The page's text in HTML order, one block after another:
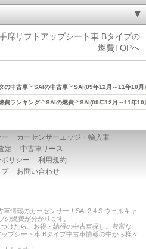
席リフトアップシート車 Bタイプの
燃費TOPへ
の中古車 SAIの中古車 SAI(09年12月～11年10月
費ランキング SAIの燃費 SAI(09年12月～11年10
カーセンサーエッジ・輸入車
定
中古車リース
リシー
利用規約
お問い合わせ
情報のカーセンサー！SAI 2.4 S ウェルキャ
の燃費が分かります。
けたら、お得・納得の中古車探し。豊富な
プシート車 Bタイプ中古車情報の中から様々